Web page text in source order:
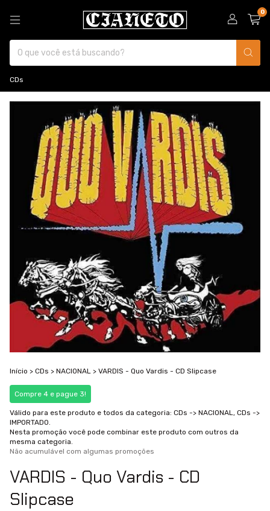
0
CDs
Início > CDs > NACIONAL > VARDIS - Quo Vardis - CD Slipcase
Compre 4 e pague 3!
Válido para este produto e todos da categoria: CDs -> NACIONAL, CDs ->
IMPORTADO.
Nesta promoção você pode combinar este produto com outros da
mesma categoria.
Não acumulável com algumas promoções
VARDIS - Quo Vardis - CD
Slipcase